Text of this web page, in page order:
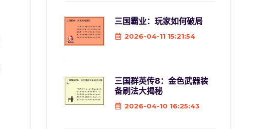
三国霸业：玩家如何破局
2026-04-11 15:21:54
三国群英传8：金色武器装
备刷法大揭秘
2026-04-10 16:25:43